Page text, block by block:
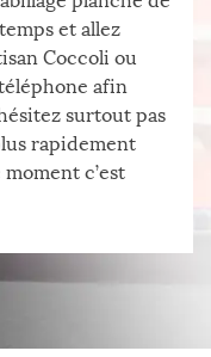
et allez
Coccoli ou
afin
surtout pas
rapidement
c’est